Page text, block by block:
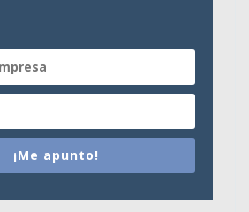
¡Me apunto!